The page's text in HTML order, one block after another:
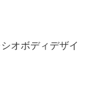
オボディデザイ